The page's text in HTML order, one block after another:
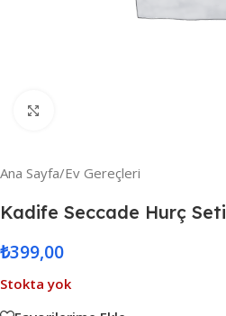
Ana Sayfa/Ev Gereçleri
Kadife Seccade Hurç Seti
₺399,00
Stokta yok